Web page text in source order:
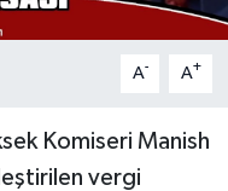
A- A+
Komiseri Manish
vergi